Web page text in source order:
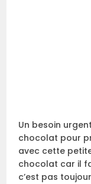
Un besoin
chocolat pour
avec cette
chocolat car il
c’est pas